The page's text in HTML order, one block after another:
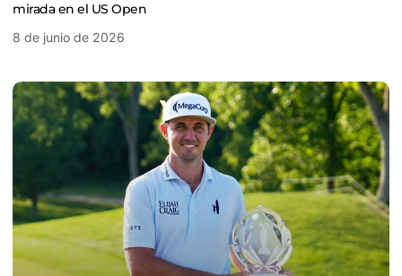
mirada en el US Open
8 de junio de 2026